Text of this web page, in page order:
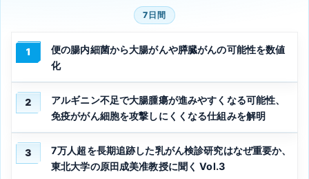
7日間
1
便の腸内細菌から大腸がんや膵臓がんの可能性を数値
化
2
アルギニン不足で大腸腫瘍が進みやすくなる可能性、
免疫ががん細胞を攻撃しにくくなる仕組みを解明
3
7万人超を長期追跡した乳がん検診研究はなぜ重要か、
東北大学の原田成美准教授に聞く Vol.3